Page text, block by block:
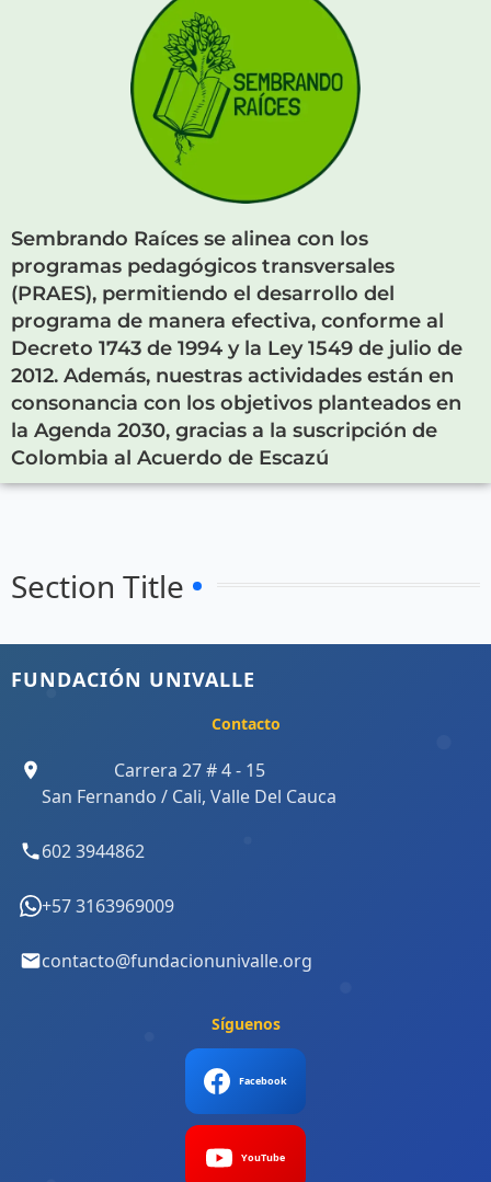
Sembrando Raíces se alinea con los
programas pedagógicos transversales
(PRAES), permitiendo el desarrollo del
programa de manera efectiva, conforme al
Decreto 1743 de 1994 y la Ley 1549 de julio de
2012. Además, nuestras actividades están en
consonancia con los objetivos planteados en
la Agenda 2030, gracias a la suscripción de
Colombia al Acuerdo de Escazú
Section Title
FUNDACIÓN UNIVALLE
Contacto
Carrera 27 # 4 - 15
San Fernando / Cali, Valle Del Cauca
602 3944862
+57 3163969009
contacto@fundacionunivalle.org
Síguenos
Facebook
YouTube